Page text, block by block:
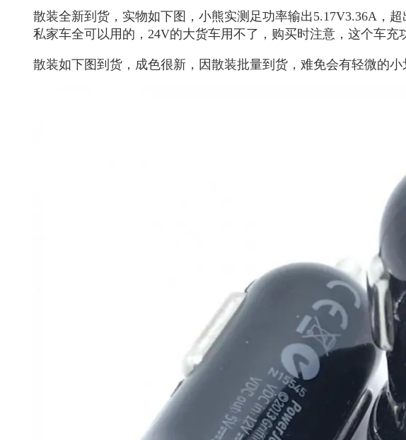
散装全新到货，实物如下图，小熊实测足功率输出5.17V3.36A，
私家车全可以用的，24V的大货车用不了，购买时注意，这个车
散装如下图到货，成色很新，因散装批量到货，难免会有轻微的小